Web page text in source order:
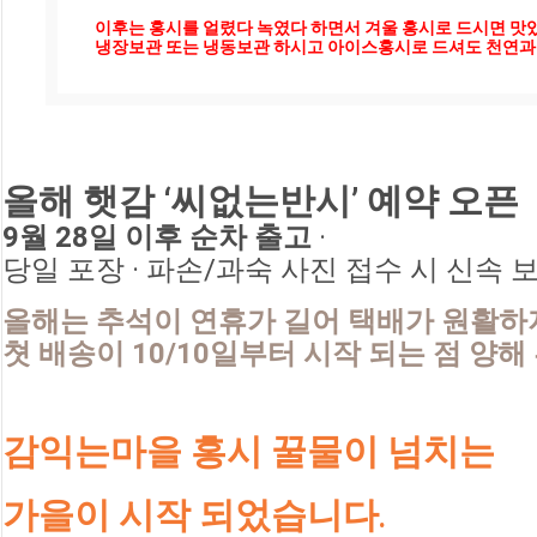
이후는 홍시를 얼렸다 녹였다 하면서 겨울 홍시로 드시면 맛
냉장보관 또는 냉동보관 하시고 아이스홍시로 드셔도 천연
올해 햇감 ‘씨없는반시’ 예약 오픈
9월 28일 이후 순차 출고 ·
당일 포장 · 파손/과숙 사진 접수 시 신속
올해는 추석이 연휴가 길어 택배가 원활하
쳣 배송이 10/10일부터 시작 되는 점 양
감익는마을 홍시 꿀물이 넘치는
가을이 시작 되었습니다.